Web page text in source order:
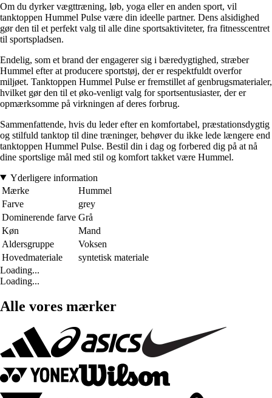
Om du dyrker vægttræning, løb, yoga eller en anden sport, vil
tanktoppen Hummel Pulse være din ideelle partner. Dens alsidighed
gør den til et perfekt valg til alle dine sportsaktiviteter, fra fitnesscentret
til sportspladsen.
Endelig, som et brand der engagerer sig i bæredygtighed, stræber
Hummel efter at producere sportstøj, der er respektfuldt overfor
miljøet. Tanktoppen Hummel Pulse er fremstillet af genbrugsmaterialer,
hvilket gør den til et øko-venligt valg for sportsentusiaster, der er
opmærksomme på virkningen af deres forbrug.
Sammenfattende, hvis du leder efter en komfortabel, præstationsdygtig
og stilfuld tanktop til dine træninger, behøver du ikke lede længere end
tanktoppen Hummel Pulse. Bestil din i dag og forbered dig på at nå
dine sportslige mål med stil og komfort takket være Hummel.
Yderligere information
Mærke
Hummel
Farve
grey
Dominerende farve Grå
Køn
Mand
Aldersgruppe
Voksen
Hovedmateriale
syntetisk materiale
Loading...
Loading...
Alle vores mærker